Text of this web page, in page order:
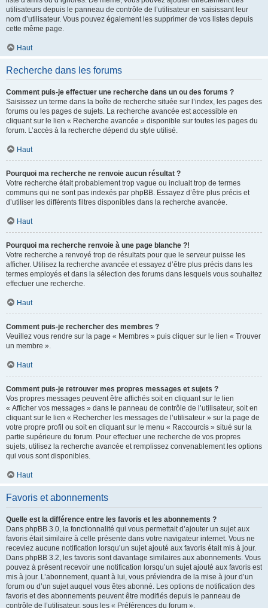
utilisateurs depuis le panneau de contrôle de l’utilisateur en saisissant leur
nom d’utilisateur. Vous pouvez également les supprimer de vos listes depuis
cette même page.
Haut
Recherche dans les forums
Comment puis-je effectuer une recherche dans un ou des forums ?
Saisissez un terme dans la boîte de recherche située sur l’index, les pages des
forums ou les pages de sujets. La recherche avancée est accessible en
cliquant sur le lien « Recherche avancée » disponible sur toutes les pages du
forum. L’accès à la recherche dépend du style utilisé.
Haut
Pourquoi ma recherche ne renvoie aucun résultat ?
Votre recherche était probablement trop vague ou incluait trop de termes
communs qui ne sont pas indexés par phpBB. Essayez d’être plus précis et
d’utiliser les différents filtres disponibles dans la recherche avancée.
Haut
Pourquoi ma recherche renvoie à une page blanche ?!
Votre recherche a renvoyé trop de résultats pour que le serveur puisse les
afficher. Utilisez la recherche avancée et essayez d’être plus précis dans les
termes employés et dans la sélection des forums dans lesquels vous souhaitez
effectuer une recherche.
Haut
Comment puis-je rechercher des membres ?
Veuillez vous rendre sur la page « Membres » puis cliquer sur le lien « Trouver
un membre ».
Haut
Comment puis-je retrouver mes propres messages et sujets ?
Vos propres messages peuvent être affichés soit en cliquant sur le lien
« Afficher vos messages » dans le panneau de contrôle de l’utilisateur, soit en
cliquant sur le lien « Rechercher les messages de l’utilisateur » sur la page de
votre propre profil ou soit en cliquant sur le menu « Raccourcis » situé sur la
partie supérieure du forum. Pour effectuer une recherche de vos propres
sujets, utilisez la recherche avancée et remplissez convenablement les options
qui vous sont disponibles.
Haut
Favoris et abonnements
Quelle est la différence entre les favoris et les abonnements ?
Dans phpBB 3.0, la fonctionnalité qui vous permettait d’ajouter un sujet aux
favoris était similaire à celle présente dans votre navigateur internet. Vous ne
receviez aucune notification lorsqu’un sujet ajouté aux favoris était mis à jour.
Dans phpBB 3.2, les favoris sont davantage similaires aux abonnements. Vous
pouvez à présent recevoir une notification lorsqu’un sujet ajouté aux favoris est
mis à jour. L’abonnement, quant à lui, vous préviendra de la mise à jour d’un
forum ou d’un sujet auquel vous êtes abonné. Les options de notification des
favoris et des abonnements peuvent être modifiés depuis le panneau de
contrôle de l’utilisateur, sous les « Préférences du forum ».